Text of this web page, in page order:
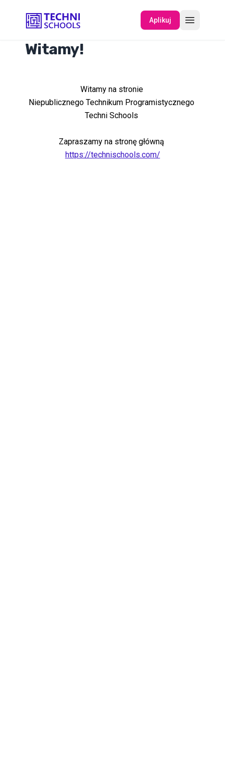
Aplikuj
WYDARZENIA
Witamy!
Witamy na stronie
Niepublicznego Technikum Programistycznego
Techni Schools
Zapraszamy na stronę główną
https://technischools.com/